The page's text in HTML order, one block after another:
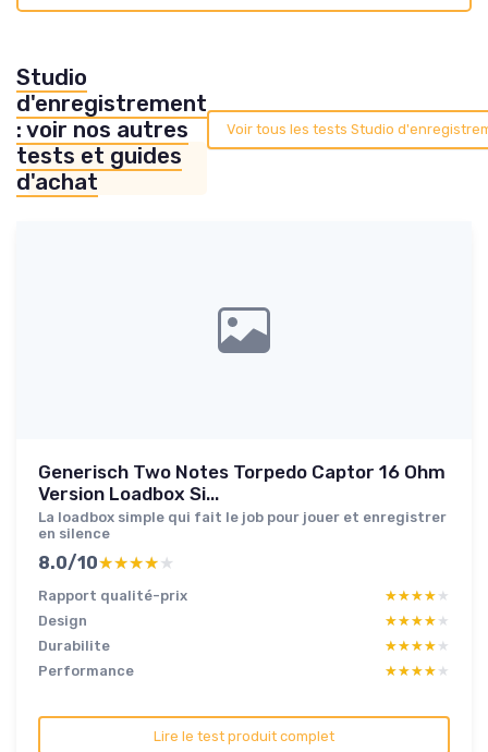
Studio
d'enregistrement
: voir nos autres
tests et guides
d'achat
Voir tous les tests Studio
Generisch Two Notes Torpedo Captor 16 Ohm
Version Loadbox Si...
La loadbox simple qui fait le job pour jouer et enregistrer
en silence
8.0/10★★★★★
★★★★★
Rapport qualité-prix ★★★★★
★★★★★
Design
★★★★★
★★★★★
Durabilite
★★★★★
★★★★★
Performance
★★★★★
★★★★★
Lire le test produit complet